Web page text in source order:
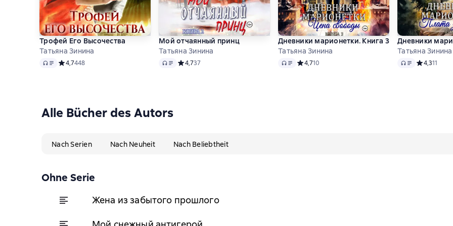
Трофей Его Высочества
Татьяна Зинина
Audio Средний рейтинг 4,7 на основе 448 оценок
4,7448
Мой отчаянный принц
Татьяна Зинина
Audio Средний рейтинг 4,7 на основе 37 оценок
4,737
Дневники марионетки. Книга 3. Цена свободы
Татьяна Зинина
Audio Средний рейтинг 4,7 на основе 10 оценок
4,710
Дневники
Татьяна Зинина
Audio Средний
4,311
Alle Bücher des Autors
Nach Serien Nach Neuheit Nach Beliebtheit
Ohne Serie
Жена из забытого прошлого